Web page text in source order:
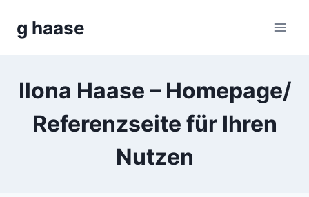
Inhaltg haase
Ilona Haase – Homepage/
Referenzseite für Ihren
Nutzen